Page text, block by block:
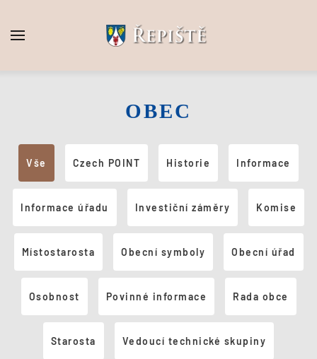
Skip to main content
OBEC
Vše Czech POINT Historie Informace
Informace úřadu Investiční záměry Komise
Místostarosta Obecní symboly Obecní úřad
Osobnost Povinné informace Rada obce
Starosta Vedoucí technické skupiny